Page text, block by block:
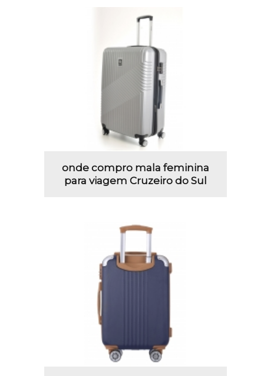
onde compro mala feminina
para viagem Cruzeiro do Sul